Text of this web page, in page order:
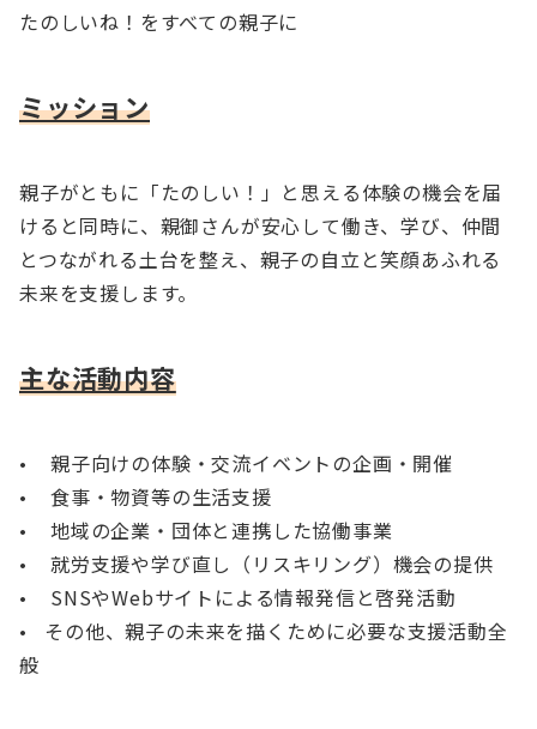
たのしいね！をすべての親子に
ミッション
親子がともに「たのしい！」と思える体験の機会を届
けると同時に、親御さんが安心して働き、学び、仲間
とつながれる土台を整え、親子の自立と笑顔あふれる
未来を支援します。
主な活動内容
• 親子向けの体験・交流イベントの企画・開催
• 食事・物資等の生活支援
• 地域の企業・団体と連携した協働事業
• 就労支援や学び直し（リスキリング）機会の提供
• SNSやWebサイトによる情報発信と啓発活動
• その他、親子の未来を描くために必要な支援活動全
般